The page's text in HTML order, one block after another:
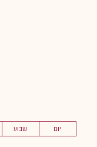
יום שבוע